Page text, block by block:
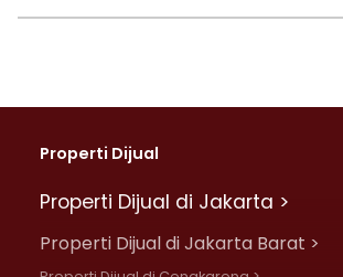
Properti Dijual
Properti Dijual di Jakarta >
Properti Dijual di Jakarta Barat >